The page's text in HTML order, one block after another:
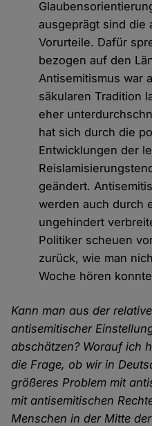
ausgeprägt sind die
Vorurteile. Dafür
bezogen auf den
Antisemitismus war
säkularen Tradition
eher
hat sich durch die
Entwicklungen der
geändert.
werden auch durch
ungehindert
Politiker scheuen
zurück, wie man
Woche hören
Kann man aus der
antisemitischer
abschätzen? Worauf ich
die Frage, ob wir in
größeres Problem mit
mit antisemitischen
Menschen in der Mitte